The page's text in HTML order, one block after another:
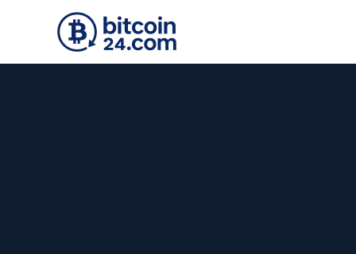
Accéder au contenu principal